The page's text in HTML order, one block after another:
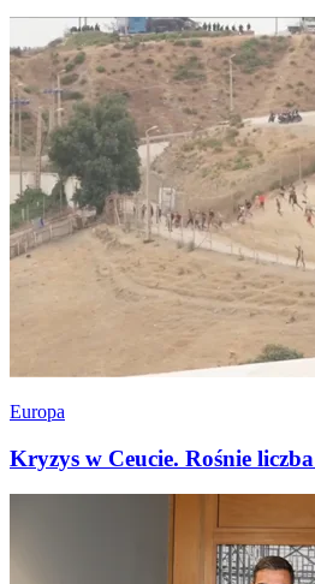
Europa
Kryzys w Ceucie. Rośnie